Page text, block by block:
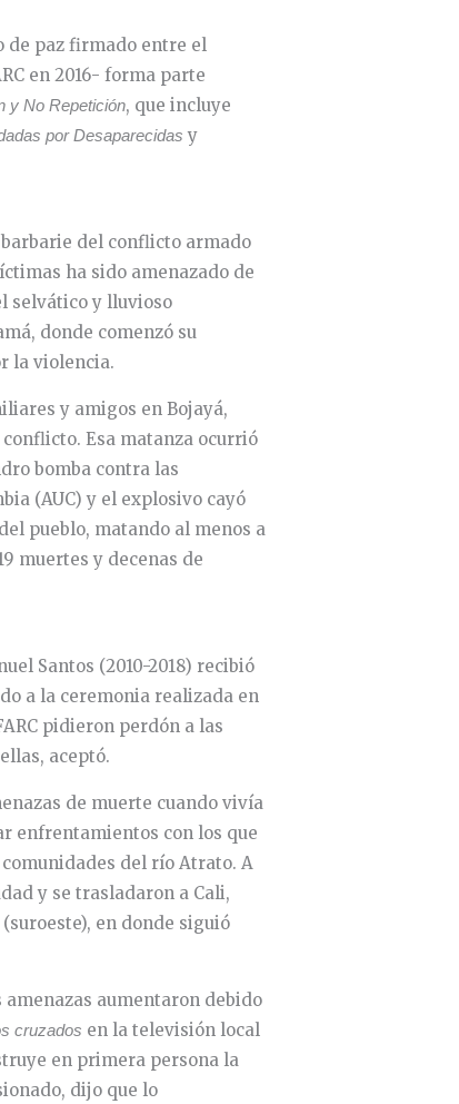
de paz firmado entre el
en 2016- forma parte
y No Repetición, que incluye
por Desaparecidas y
del conflicto armado
ha sido amenazado de
selvático y lluvioso
donde comenzó su
la violencia.
y amigos en Bojayá,
Esa matanza ocurrió
bomba contra las
(AUC) y el explosivo cayó
pueblo, matando al menos a
muertes y decenas de
Santos (2010-2018) recibió
a la ceremonia realizada en
pidieron perdón a las
aceptó.
de muerte cuando vivía
enfrentamientos con los que
del río Atrato. A
y se trasladaron a Cali,
en donde siguió
amenazas aumentaron debido
cruzados en la televisión local
en primera persona la
dijo que lo